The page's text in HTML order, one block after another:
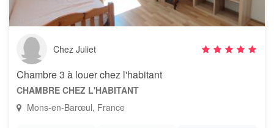
Chez Juliet
Chambre 3 à louer chez l'habitant
CHAMBRE CHEZ L'HABITANT
Mons-en-Barœul, France